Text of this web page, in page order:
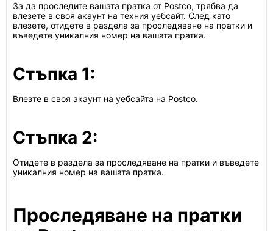
За да проследите вашата пратка от Postco, трябва да
влезете в своя акаунт на техния уебсайт. След като
влезете, отидете в раздела за проследяване на пратки и
въведете уникалния номер на вашата пратка.
Стъпка 1:
Влезте в своя акаунт на уебсайта на Postco.
Стъпка 2:
Отидете в раздела за проследяване на пратки и въведете
уникалния номер на вашата пратка.
Проследяване на пратки